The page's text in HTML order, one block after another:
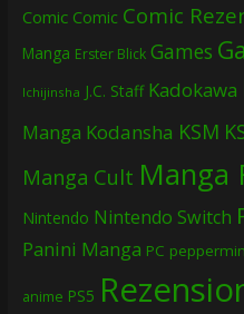
Comic Comic Comic
Manga Erster Blick Games
Ichijinsha J.C. Staff Kadokawa
Manga Kodansha KSM
Manga Cult Manga
Nintendo Nintendo Switch
Panini Manga PC
anime PS5